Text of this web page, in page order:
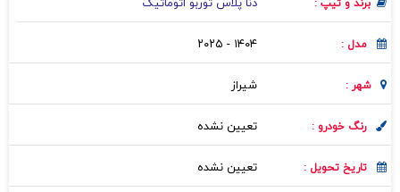
برند و تیپ : دنا پلاس توربو اتوماتیک
مدل : ۱۴۰۴ - ۲۰۲۵
شهر : شيراز
رنگ خودرو : تعیین نشده
تاریخ تحویل : تعیین نشده